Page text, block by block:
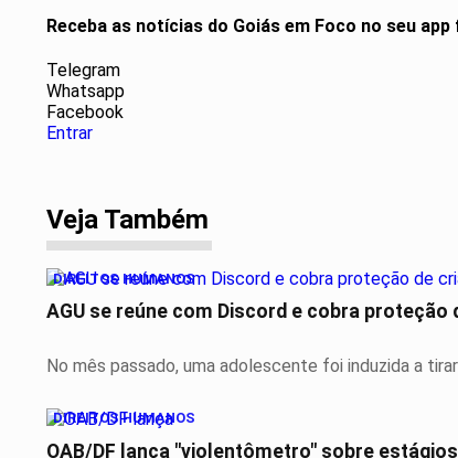
Receba as notícias do Goiás em Foco no seu
Telegram
Whatsapp
Facebook
Entrar
Veja Também
DIREITOS HUMANOS
AGU se reúne com Discord e cobra
No mês passado, uma adolescente foi induzida a
DIREITOS HUMANOS
OAB/DF lança "violentômetro" sobre